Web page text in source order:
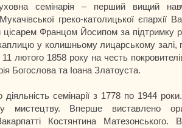
семінарія – перший вищий
греко-католицької єпархії
цісарем Францом Йосипом за підтримку
у колишньому лицарському залі,
лютого 1858 року на честь
Богослова та Іоана Златоуста.
семінарії з 1778 по 1944
мистецтву. Вперше виставлено
Костянтина Матезонського.